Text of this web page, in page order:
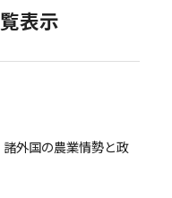
表示
外国の農業情勢と政